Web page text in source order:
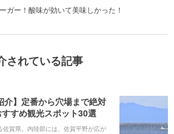
ガー！酸味が効いて美味しかった！
されている記事
介】定番から穴場まで絶対
すめ観光スポット30選
賀県。内陸部には、佐賀平野が広が